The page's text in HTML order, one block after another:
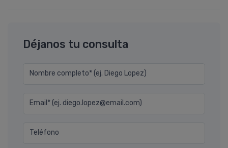
Déjanos tu consulta
Nombre completo* (ej. Diego Lopez)
Email* (ej. diego.lopez@email.com)
Teléfono